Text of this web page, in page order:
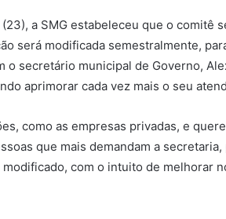
a SMG estabeleceu que o comitê
será modificada semestralmente,
secretário municipal de Governo,
aprimorar cada vez mais o seu
como as empresas privadas, e
que mais demandam a secretaria,
com o intuito de melhorar